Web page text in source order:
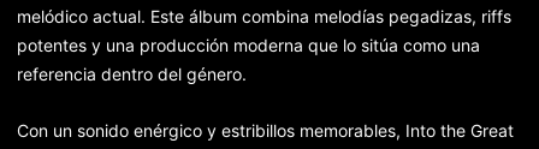
melódico actual. Este álbum combina melodías pegadizas, riffs
potentes y una producción moderna que lo sitúa como una
referencia dentro del género.
Con un sonido enérgico y estribillos memorables, Into the Great